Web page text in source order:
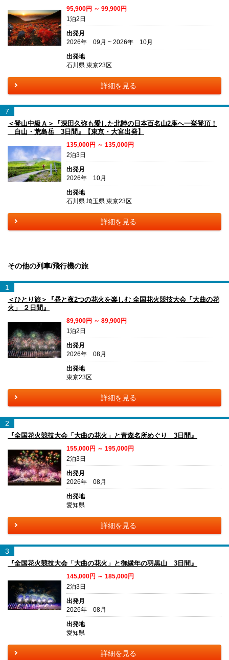
95,900円 ～ 99,900円
1泊2日
出発月
2026年 09月 ~ 2026年 10月
出発地
石川県 東京23区
詳細を見る
7
＜登山中級Ａ＞『深田久弥も愛した北陸の日本百名山2座へ一挙登頂！
白山・荒島岳 3日間』【東京・大宮出発】
135,000円 ～ 135,000円
2泊3日
出発月
2026年 10月
出発地
石川県 埼玉県 東京23区
詳細を見る
その他の列車/飛行機の旅
1
＜ひとり旅＞『昼と夜2つの花火を楽しむ 全国花火競技大会「大曲の花
火」 ２日間』
89,900円 ～ 89,900円
1泊2日
出発月
2026年 08月
出発地
東京23区
詳細を見る
2
『全国花火競技大会「大曲の花火」と青森名所めぐり 3日間』
155,000円 ～ 195,000円
2泊3日
出発月
2026年 08月
出発地
愛知県
詳細を見る
3
『全国花火競技大会「大曲の花火」と御縁年の羽黒山 3日間』
145,000円 ～ 185,000円
2泊3日
出発月
2026年 08月
出発地
愛知県
詳細を見る